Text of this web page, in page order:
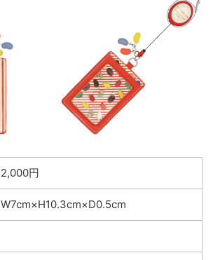
2,000円
W7cm×H10.3cm×D0.5cm